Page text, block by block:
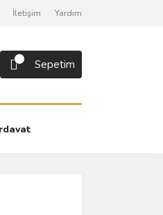
İletişim Yardım
Sepetim